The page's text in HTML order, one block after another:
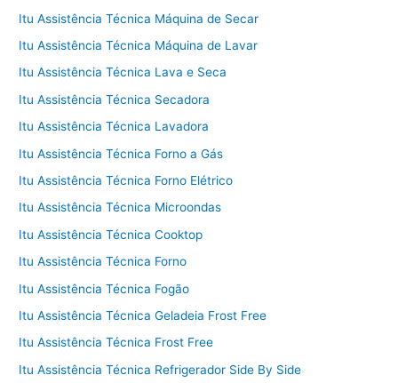
Itu Assistência Técnica Máquina de Secar
Itu Assistência Técnica Máquina de Lavar
Itu Assistência Técnica Lava e Seca
Itu Assistência Técnica Secadora
Itu Assistência Técnica Lavadora
Itu Assistência Técnica Forno a Gás
Itu Assistência Técnica Forno Elétrico
Itu Assistência Técnica Microondas
Itu Assistência Técnica Cooktop
Itu Assistência Técnica Forno
Itu Assistência Técnica Fogão
Itu Assistência Técnica Geladeia Frost Free
Itu Assistência Técnica Frost Free
Itu Assistência Técnica Refrigerador Side By Side